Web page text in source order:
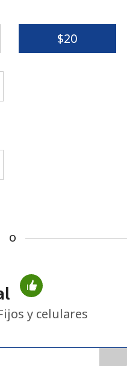
se ha creado una
⁦$20⁩
o
y celulares